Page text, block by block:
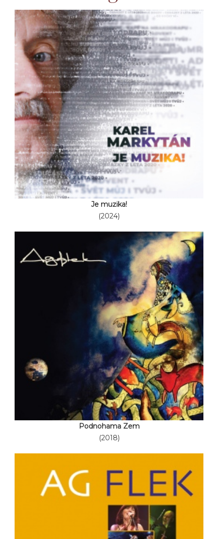
Je muzika!
(2024)
Podnohama Zem
(2018)